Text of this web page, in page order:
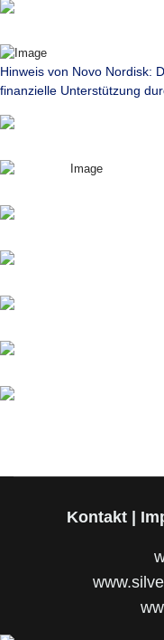
Hinweis von Novo Nordisk:
finanzielle Unterstützung
Kontakt |